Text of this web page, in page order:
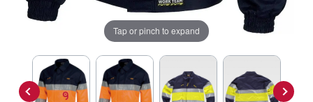
Tap or pinch to expand